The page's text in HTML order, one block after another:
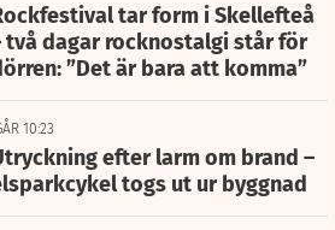
tar form i Skellefteå
två dagar rocknostalgi står för
”Det är bara att komma”
10:23
efter larm om brand –
togs ut ur byggnad